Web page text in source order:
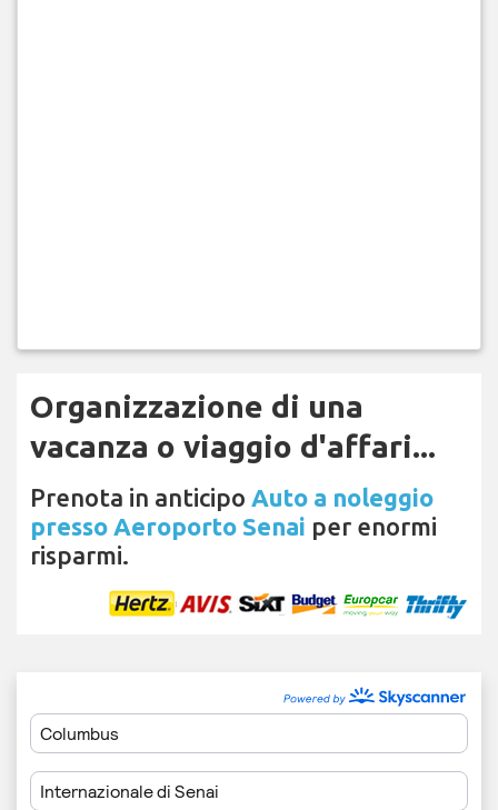
Organizzazione di una
vacanza o viaggio d'affari...
Prenota in anticipo Auto a noleggio
presso Aeroporto Senai per enormi
risparmi.